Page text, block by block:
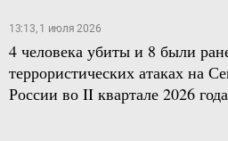
13:13, 1 июля 2026
4 человека убиты и 8 были
террористических атаках на
России во II квартале 2026 года